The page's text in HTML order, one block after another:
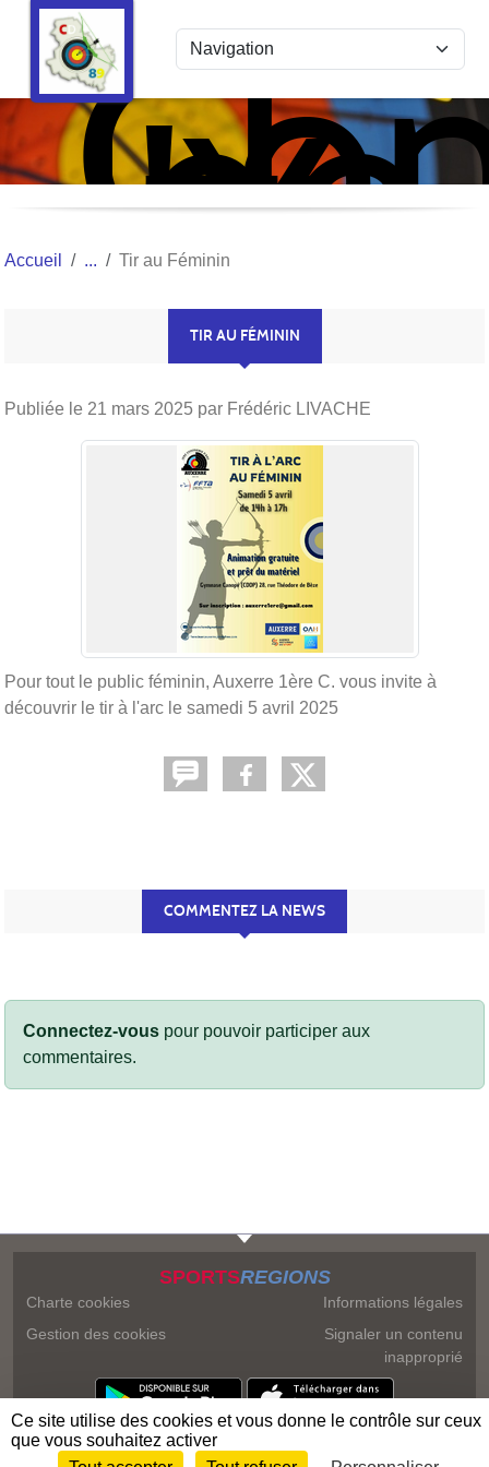
de
Tir
à
Accueil Tir au Féminin
TIR AU FÉMININ
Publiée le 21 mars 2025 par Frédéric LIVACHE
Pour tout le public féminin, Auxerre 1ère C. vous invite à
découvrir le tir à l'arc le samedi 5 avril 2025
COMMENTEZ LA NEWS
Connectez-vous pour pouvoir participer aux
commentaires.
SPORTSREGIONS
Charte cookies
Gestion des cookies
Informations légales
Signaler un contenu
inapproprié
Panneau de gestion des cookies
Ce site utilise des cookies et vous donne le contrôle sur ceux
que vous souhaitez activer